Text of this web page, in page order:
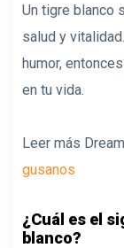
Un tigre blanco
salud y
humor,
en tu vida.
Leer más
gusanos
¿Cuál es el
blanco?